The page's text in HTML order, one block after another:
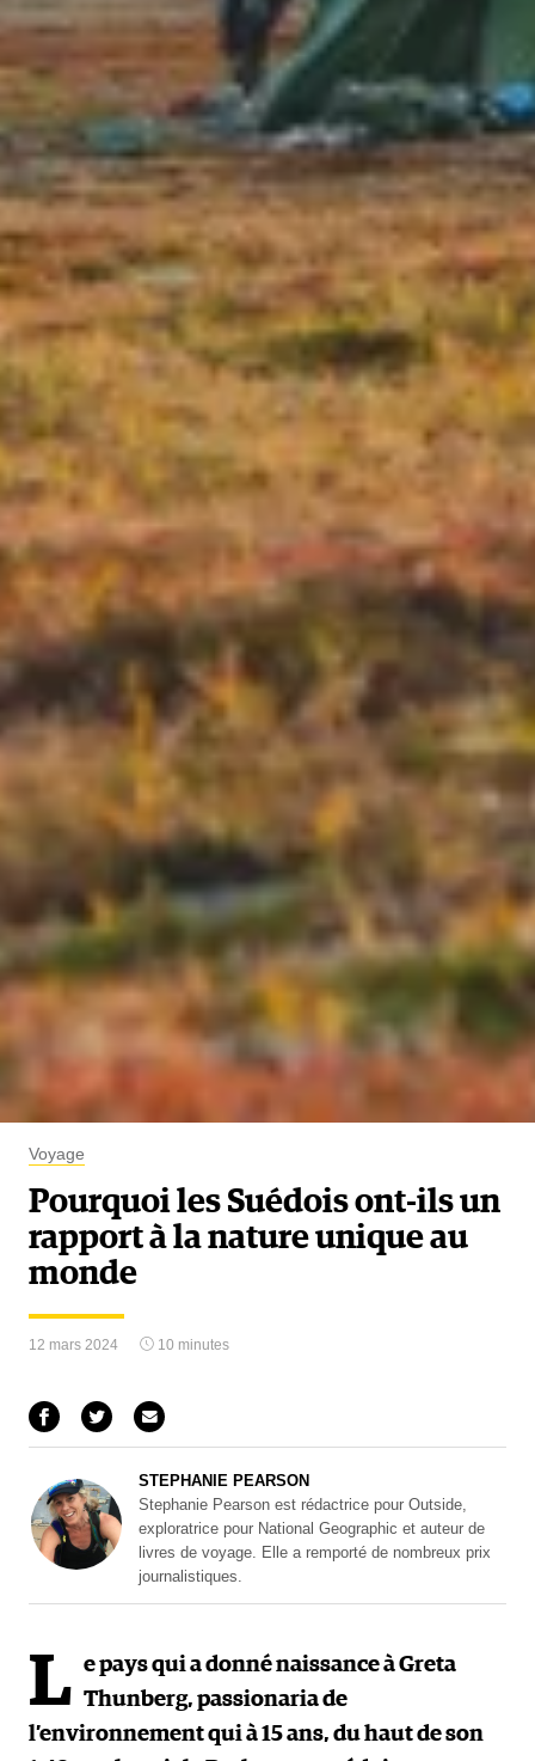
Voyage
Pourquoi les Suédois ont-ils un
rapport à la nature unique au
monde
12 mars 2024 10 minutes
STEPHANIE PEARSON
Stephanie Pearson est rédactrice pour Outside,
exploratrice pour National Geographic et auteur de
livres de voyage. Elle a remporté de nombreux prix
journalistiques.
L e pays qui a donné naissance à Greta
Thunberg, passionaria de
l’environnement qui à 15 ans, du haut de son